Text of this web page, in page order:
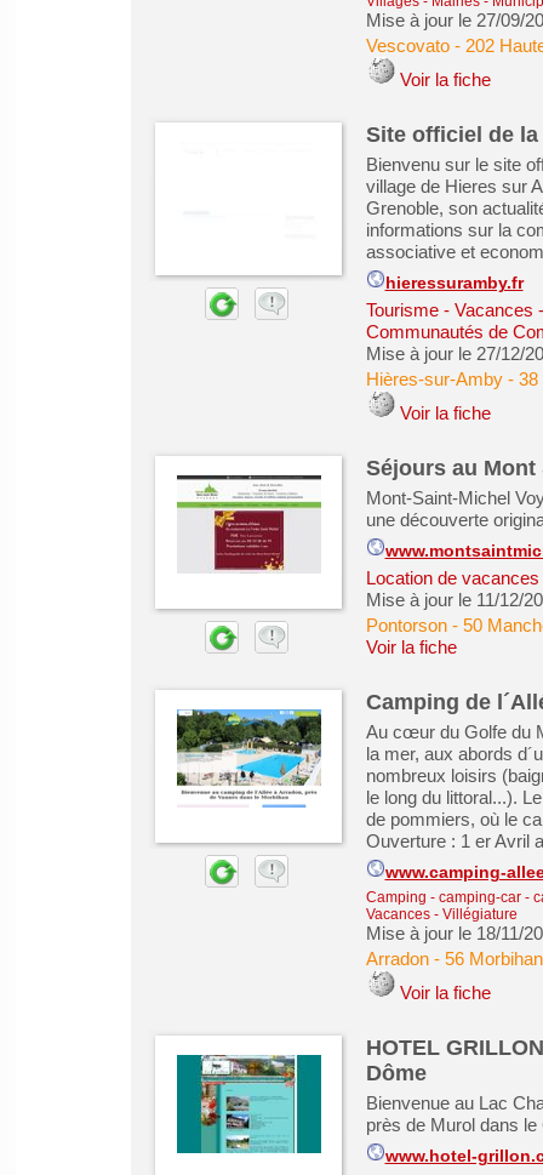
Mise à jour le 27/09/
Vescovato- 202
Voir la fiche
Site officiel de
Bienvenu sur le site
village de Hieres sur
Grenoble, son
informations sur la
associative et
hieressuramby.fr
Tourisme - Vacances
Communautés de
Mise à jour le 27/12/
Hières-sur-Amby- 38
Voir la fiche
Séjours au Mont
Mont-Saint-Michel
une découverte
Location de
Mise à jour le 11/12/
Pontorson- 50
Voir la fiche
Camping de
Au cœur du Golfe du
la mer, aux abords
nombreux loisirs
le long du littoral...).
de pommiers, où le
Ouverture : 1 er Avril
www.camping-
Camping - camping-car -
Vacances - Villégiature
Mise à jour le 18/11/
Arradon- 56 Morbihan
Voir la fiche
HOTEL
Dôme
Bienvenue au Lac
près de Murol dans le
www.hotel-